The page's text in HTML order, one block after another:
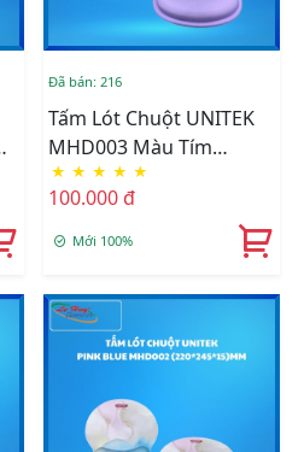
Đã bán: 216
Tấm Lót Chuột UNITEK
MHD003 Màu Tím
(220*245*15)MM
★ ★ ★ ★ ★
100.000 đ
Mới 100%